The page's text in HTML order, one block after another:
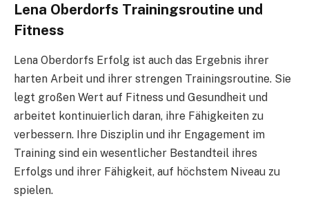
Lena Oberdorfs Trainingsroutine und
Fitness
Lena Oberdorfs Erfolg ist auch das Ergebnis ihrer
harten Arbeit und ihrer strengen Trainingsroutine. Sie
legt großen Wert auf Fitness und Gesundheit und
arbeitet kontinuierlich daran, ihre Fähigkeiten zu
verbessern. Ihre Disziplin und ihr Engagement im
Training sind ein wesentlicher Bestandteil ihres
Erfolgs und ihrer Fähigkeit, auf höchstem Niveau zu
spielen.